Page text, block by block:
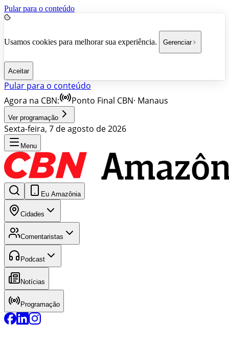
Pular para o conteúdo
Usamos cookies para melhorar sua experiência. Gerenciar
Aceitar
Pular para o conteúdo
Agora na CBN:
Ponto Final CBN· Manaus
Ver programação
Sexta-feira, 7 de agosto de 2026
Menu
Eu Amazônia
Cidades
Comentaristas
Podcast
Notícias
Programação